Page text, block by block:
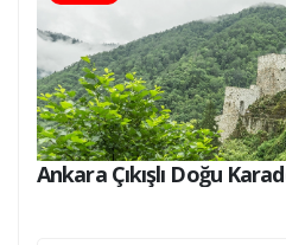
Ankara Çıkışlı Doğu